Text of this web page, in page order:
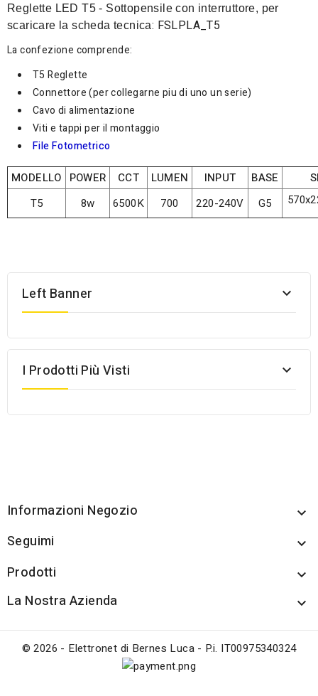
Reglette LED T5 - Sottopensile con interruttore, per
scaricare la scheda tecnica: FSLPLA_T5
La confezione comprende:
T5 Reglette
Connettore (per collegarne piu di uno un serie)
Cavo di alimentazione
Viti e tappi per il montaggio
File Fotometrico
MODELLO POWER CCT LUMEN INPUT BASE
T5
8w 6500K 700 220-240V G5
Left Banner 
I Prodotti Più Visti 
Informazioni Negozio 
Seguimi 
Prodotti 
La Nostra Azienda 
© 2026 - Elettronet di Bernes Luca - P.i. IT00975340324